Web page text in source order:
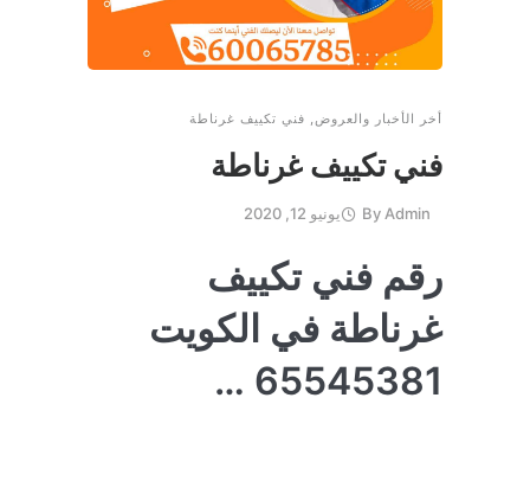
أخر الأخبار والعروض , فني تكييف غرناطة
فني تكييف غرناطة
ByAdmin يونيو 12, 2020
رقم فني تكييف
غرناطة في الكويت
65545381 …